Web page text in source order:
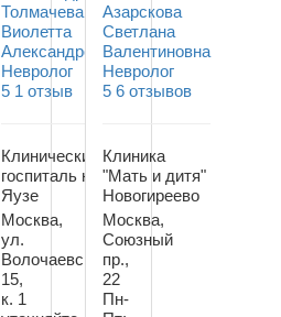
Толмачева
Виолетта
Александровна
Невролог
5 1 отзыв
Клинический
госпиталь на
Яузе
Москва,
ул.
Волочаевская,
15,
к. 1
Азарскова
Светлана
Валентиновна
Невролог
5 6 отзывов
Клиника
"Мать и дитя"
Новогиреево
Москва,
Союзный
пр.,
22
Пн-